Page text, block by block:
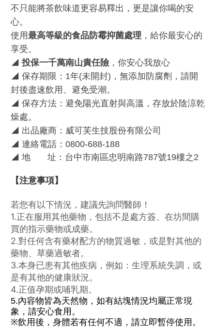
不只能將茶飲味道更容易釋出，更是讓你喝的安
心。
使用最高等級的食品防霉抑菌處理 ，給你最安心的
享受。
◢ 投保一千萬南山責任險 ，你安心我放心
◢ 保存期限： 1年(未開封) ，無添加防腐劑，請開
封後盡速飲用、避免受潮。
◢ 保存方法：避免陽光直射與高溫，存放於陰涼乾
燥處。
◢ 出品廠商：威可芙生技股份有限公司
◢ 連絡電話： 0800-688-188
◢ 地 址：台中市南區忠明南路787號19樓之 2
【注意事項】
若您有以下情況，建議先詢問醫師！
1.正在服用其他藥物，包括不是處方簽、在坊間購
買的指示藥物或成藥。
2.對任何含有藥材配方的物質過敏，或是對其他的
藥物、草藥過敏者。
3.本身已患有其他疾病，例如：生理系統失調，或
是有其他的健康狀況。
4.正值孕期或哺乳期。
5.內容物皆為天然物，如有結塊情況均屬正常現
象，請安心食用。
※飲用後，身體若有任何不適，請立即暫停使用。